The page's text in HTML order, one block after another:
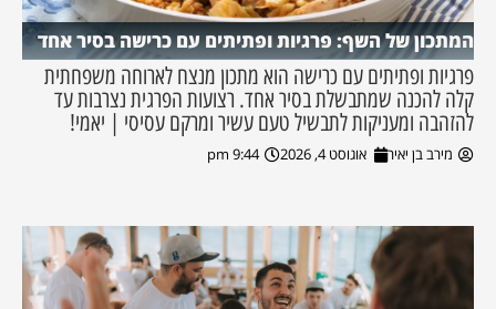
המתכון של השף: פרגיות ופתיתים עם כרישה בסיר אחד
פרגיות ופתיתים עם כרישה הוא מתכון מנצח לארוחה משפחתית
קלה להכנה שמתבשלת בסיר אחד. רצועות הפרגית נצרבות עד
להזהבה ומעניקות לתבשיל טעם עשיר ומרקם עסיסי | יאמי!
מירב בן יאיר אוגוסט 4, 2026 9:44 pm